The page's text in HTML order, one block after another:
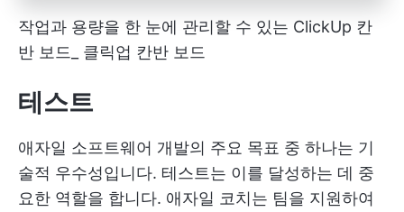
작업과 용량을 한 눈에 관리할 수 있는 ClickUp 칸
반 보드_ 클릭업 칸반 보드
테스트
애자일 소프트웨어 개발의 주요 목표 중 하나는 기
술적 우수성입니다. 테스트는 이를 달성하는 데 중
요한 역할을 합니다. 애자일 코치는 팀을 지원하여